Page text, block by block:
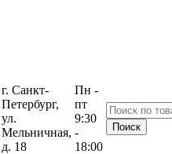
г. Санкт-
Петербург,
ул.
Мельничная,
д. 18
Пн -
пт
9:30
-
18:00